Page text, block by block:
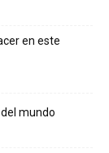
en este
mundo